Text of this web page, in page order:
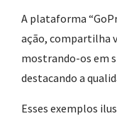
A plataforma
ação, compartilha
mostrando-os em
destacando a
Esses exemplos